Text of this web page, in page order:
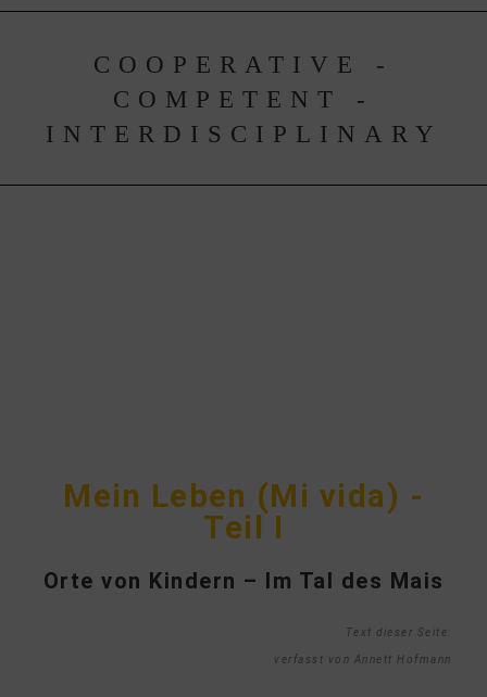
COOPERATIVE -
COMPETENT -
INTERDISCIPLINARY
Mein Leben (Mi vida) -
Teil I
Orte von Kindern – Im Tal des Mais
Text dieser Seite:
verfasst von Annett Hofmann